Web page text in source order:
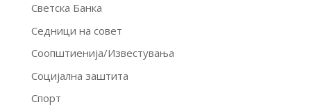
Светска Банка
Седници на совет
Соопштиенија/Известувања
Социјална заштита
Спорт